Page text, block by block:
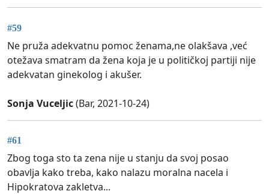
#59
Ne pruža adekvatnu pomoc ženama,ne olakšava ,već
otežava smatram da žena koja je u političkoj partiji nije
adekvatan ginekolog i akušer.
Sonja Vuceljic(Bar, 2021-10-24)
#61
Zbog toga sto ta zena nije u stanju da svoj posao
obavlja kako treba, kako nalazu moralna nacela i
Hipokratova zakletva...